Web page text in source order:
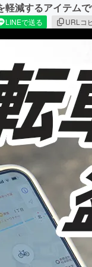
減するアイテムで
LINEで送る URLコ